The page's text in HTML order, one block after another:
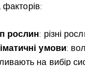
факторів:
рослин: різні
умови:
на вибір